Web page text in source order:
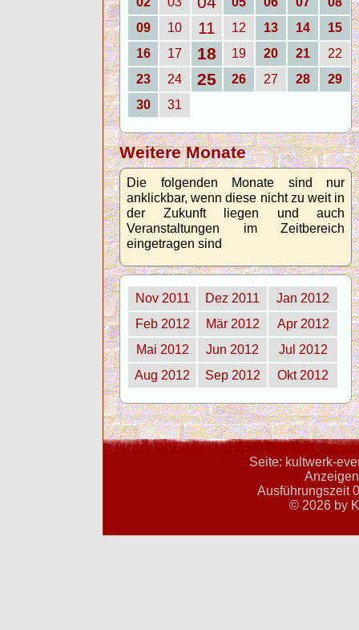
09
10 11 12 13 14
15
16
17 18 19 20 21
22
23
24 25 26 27 28
29
30
31
Weitere Monate
Die folgenden Monate sind nur
anklickbar, wenn diese nicht zu weit in
der Zukunft liegen und auch
Veranstaltungen im Zeitbereich
eingetragen sind
Nov 2011 Dez 2011
Jan 2012
Feb 2012
Mär 2012
Apr 2012
Mai 2012
Jun 2012
Jul 2012
Aug 2012
Sep 2012 Okt 2012
Seite: kultwerk-
Ausführungszeit
© 2026 by